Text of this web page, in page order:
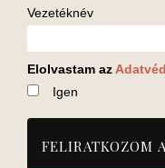
Vezetéknév
Elolvastam az
Igen